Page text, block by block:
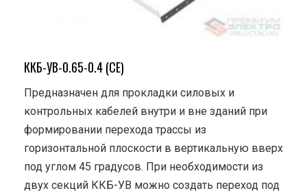
ККБ-УВ-0.65-0.4 (СЕ)
Предназначен для прокладки силовых и
контрольных кабелей внутри и вне зданий при
формировании перехода трассы из
горизонтальной плоскости в вертикальную вверх
под углом 45 градусов. При необходимости из
двух секций ККБ-УВ можно создать переход под